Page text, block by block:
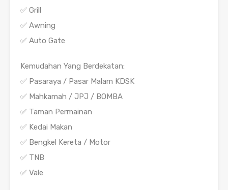
✅ Grill
✅ Awning
✅ Auto Gate
Kemudahan Yang Berdekatan:
✅ Pasaraya / Pasar Malam KDSK
✅ Mahkamah / JPJ / BOMBA
✅ Taman Permainan
✅ Kedai Makan
✅ Bengkel Kereta / Motor
✅ TNB
✅ Vale